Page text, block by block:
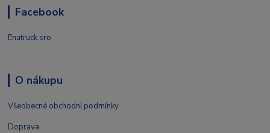
Facebook
Enatruck sro
O nákupu
Všeobecné obchodní podmínky
Doprava